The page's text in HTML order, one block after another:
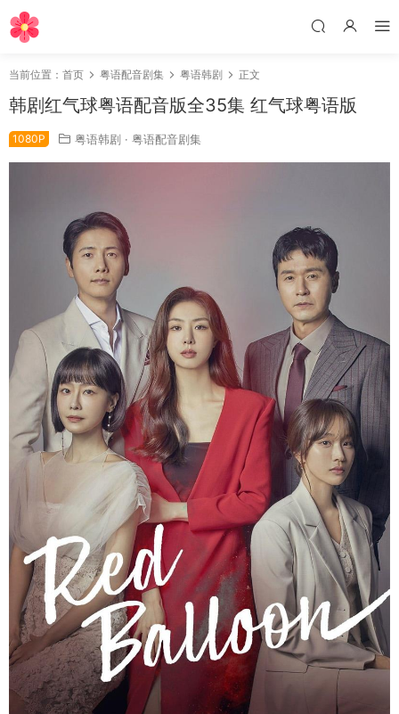
当前位置： 首页 粤语配音剧集 粤语韩剧 正文
韩剧红气球粤语配音版全35集 红气球粤语版
1080P 粤语韩剧 · 粤语配音剧集